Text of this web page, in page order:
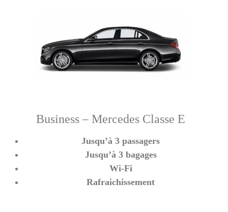
Business – Mercedes Classe E
Jusqu’à 3 passagers
Jusqu’à 3 bagages
Wi-Fi
Rafraichissement